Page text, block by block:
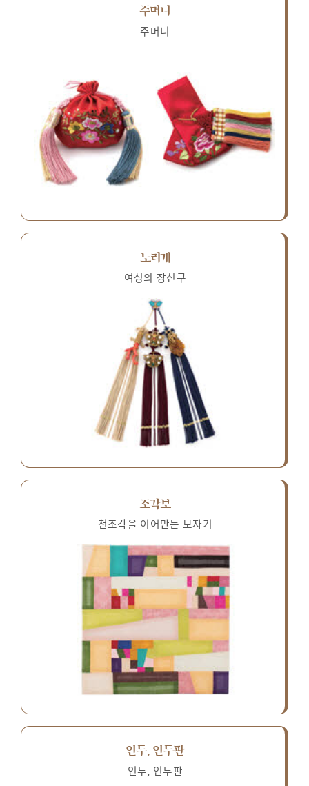
주머니
주머니
노리개
여성의 장신구
조각보
천조각을 이어만든 보자기
인두, 인두판
인두, 인두판